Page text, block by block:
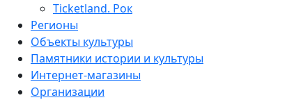
Ticketland. Рок
Регионы
Объекты культуры
Памятники истории и культуры
Интернет-магазины
Организации